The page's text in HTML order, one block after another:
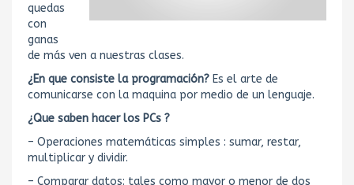
quedas
con
ganas
de más ven a nuestras clases.
¿En que consiste la programación? Es el arte de
comunicarse con la maquina por medio de un lenguaje.
¿Que saben hacer los PCs ?
– Operaciones matemáticas simples : sumar, restar,
multiplicar y dividir.
– Comparar datos: tales como mayor o menor de dos